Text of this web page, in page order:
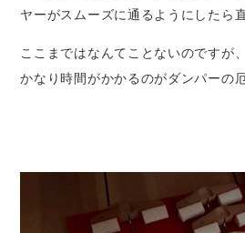
ヤーがスムーズに通るようにしたら
ここまではなんてことないのですが
かなり時間がかかるのがダンパーの